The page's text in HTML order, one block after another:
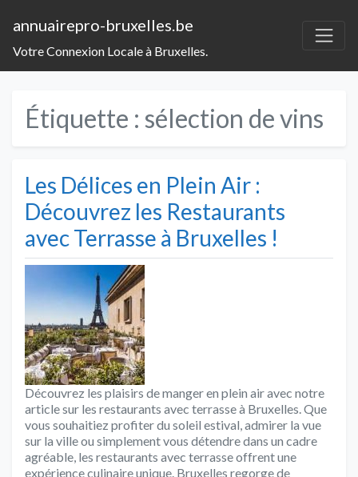
annuairepro-bruxelles.be
Votre Connexion Locale à Bruxelles.
Étiquette : sélection de vins
Les Délices en Plein Air :
Découvrez les Restaurants
avec Terrasse à Bruxelles !
Découvrez les plaisirs de manger en plein air avec notre
article sur les restaurants avec terrasse à Bruxelles. Que
vous souhaitiez profiter du soleil estival, admirer la vue
sur la ville ou simplement vous détendre dans un cadre
agréable, les restaurants avec terrasse offrent une
expérience culinaire unique. Bruxelles regorge de